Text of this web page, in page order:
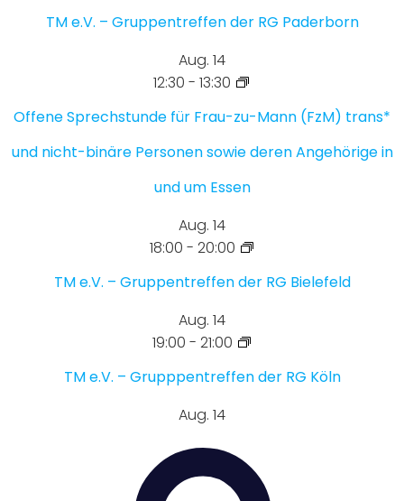
TM e.V. – Gruppentreffen der RG Paderborn
Aug. 14
12:30 - 13:30
Offene Sprechstunde für Frau-zu-Mann (FzM) trans*
und nicht-binäre Personen sowie deren Angehörige in
und um Essen
Aug. 14
18:00 - 20:00
TM e.V. – Gruppentreffen der RG Bielefeld
Aug. 14
19:00 - 21:00
TM e.V. – Grupppentreffen der RG Köln
Aug. 14